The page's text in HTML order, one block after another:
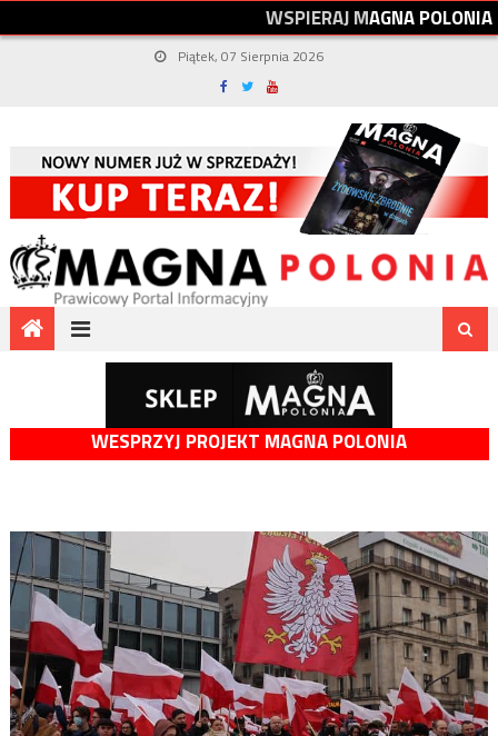
WSPIERAJMAGNAPOLONIA
Piątek, 07 Sierpnia 2026
WESPRZYJ PROJEKT MAGNA POLONIA